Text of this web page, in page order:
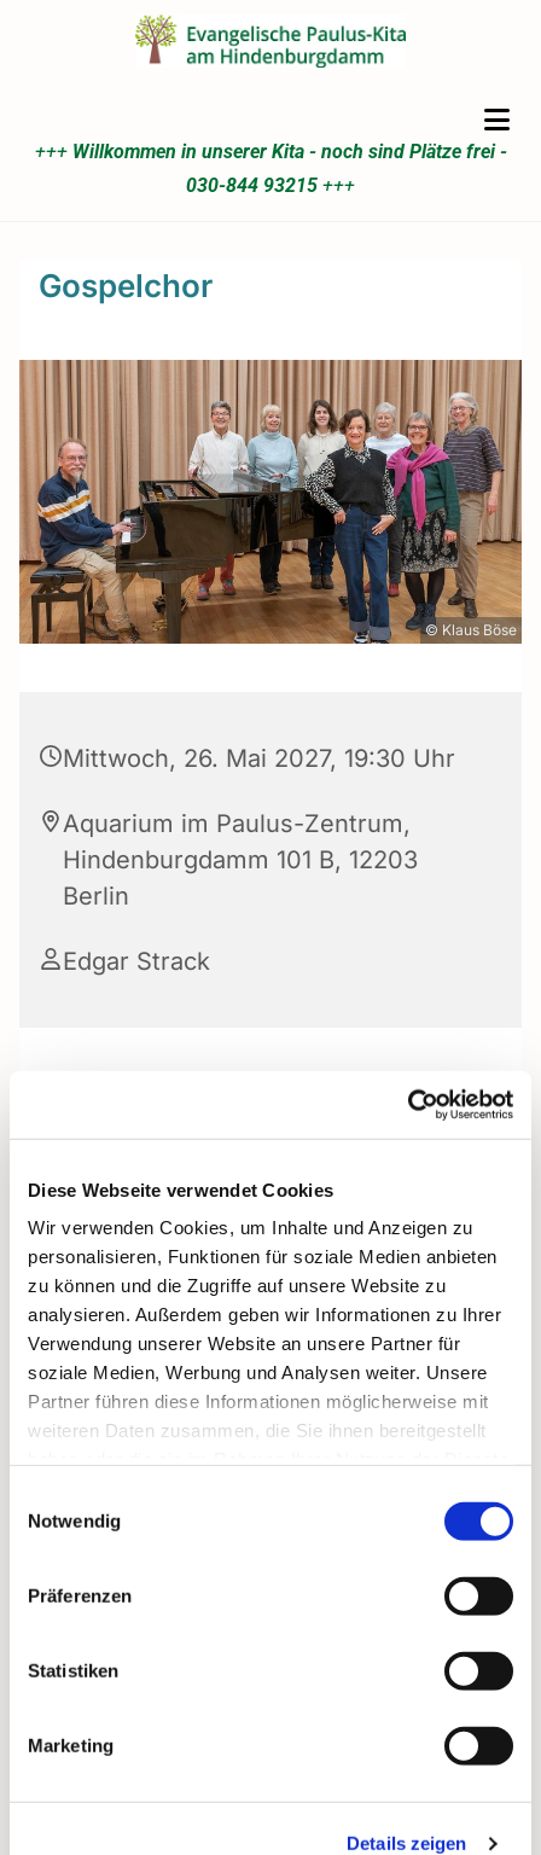
Diese Webseite verwendet Cookies
Wir verwenden Cookies, um Inhalte und Anzeigen zu
personalisieren, Funktionen für soziale Medien anbieten
zu können und die Zugriffe auf unsere Website zu
analysieren. Außerdem geben wir Informationen zu Ihrer
Verwendung unserer Website an unsere Partner für
soziale Medien, Werbung und Analysen weiter. Unsere
Partner führen diese Informationen möglicherweise mit
weiteren Daten zusammen, die Sie ihnen bereitgestellt
Notwendig
Präferenzen
Statistiken
Marketing
Details zeigen
+++ Willkommen in unserer Kita - noch sind Plätze frei -
030-844 93215 +++
Gospelchor
© Klaus Böse
Mittwoch, 26. Mai 2027, 19:30 Uhr
Aquarium im Paulus-Zentrum,
Hindenburgdamm 101 B, 12203
Berlin
Edgar Strack
Klein aber fein: Wir singen aus vollem Herzen,
üben und proben gemeinsam und gern, lernen
neue Lieder und erfreuen uns an alten, werden
Leitung:Edgar Strack
Email:Edgar_strack(at)web.de
Probentermine:
Mittwoch 19:30 bis 21:00 Uhr
in der Pauluskirche